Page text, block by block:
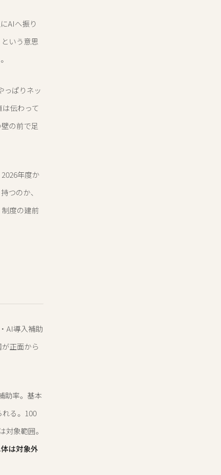
AIへ振り
いう意思
っぱりネッ
伝わって
の前で足
年度か
つのか、
度の建前
AI導入補助
正面から
助率。基本
る。100
象範囲。
は対象外